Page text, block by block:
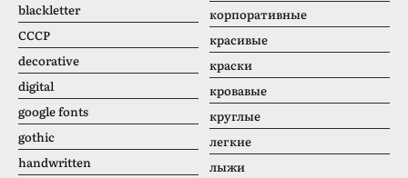
blackletter
CCCР
decorative
digital
google fonts
gothic
handwritten
корпоративные
красивые
краски
кровавые
круглые
легкие
лыжи